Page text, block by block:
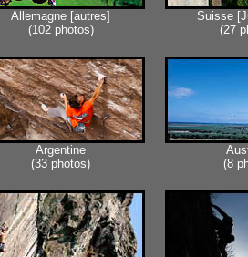
Allemagne [autres]
(102 photos)
Suisse
(27
Argentine
(33 photos)
(8